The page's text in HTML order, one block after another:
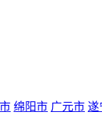
绵阳市 广元市 遂